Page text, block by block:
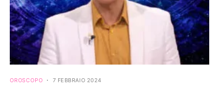
OROSCOPO 7 FEBBRAIO 2024